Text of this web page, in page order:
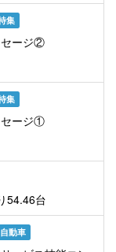
集
セージ②
集
セージ①
54.46台
自動車